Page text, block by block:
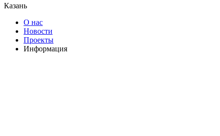
Казань
О нас
Новости
Проекты
Информация